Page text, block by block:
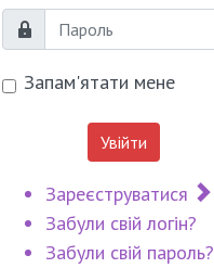
Пароль
Запам'ятати мене
Увійти
Зареєструватися
Забули свій логін?
Забули свій пароль?